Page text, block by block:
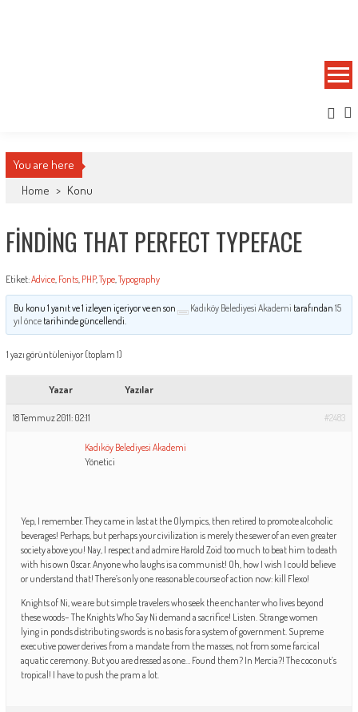
You are here
Home > Konu
FINDING THAT PERFECT TYPEFACE
Etiket:Advice, Fonts, PHP,Type,Typography
Bu konu 1 yanıt ve 1 izleyen içeriyor ve en son Kadıköy Belediyesi Akademi tarafından 15
yıl öncetarihinde güncellendi.
1 yazı görüntüleniyor (toplam 1)
Yazar Yazılar
18 Temmuz 2011: 02:11 #2483
Kadıköy Belediyesi Akademi
Yönetici
Yep, I remember. They came in last at the Olympics, then retired to promote alcoholic
beverages! Perhaps, but perhaps your civilization is merely the sewer of an even greater
society above you! Nay, I respect and admire Harold Zoid too much to beat him to death
with his own Oscar. Anyone who laughs is a communist! Oh, how I wish I could believe
or understand that! There’s only one reasonable course of action now: kill Flexo!
Knights of Ni, we are but simple travelers who seek the enchanter who lives beyond
these woods– The Knights Who Say Ni demand a sacrifice! Listen. Strange women
lying in ponds distributing swords is no basis for a system of government. Supreme
executive power derives from a mandate from the masses, not from some farcical
aquatic ceremony. But you are dressed as one… Found them? In Mercia?! The coconut’s
tropical! I have to push the pram a lot.